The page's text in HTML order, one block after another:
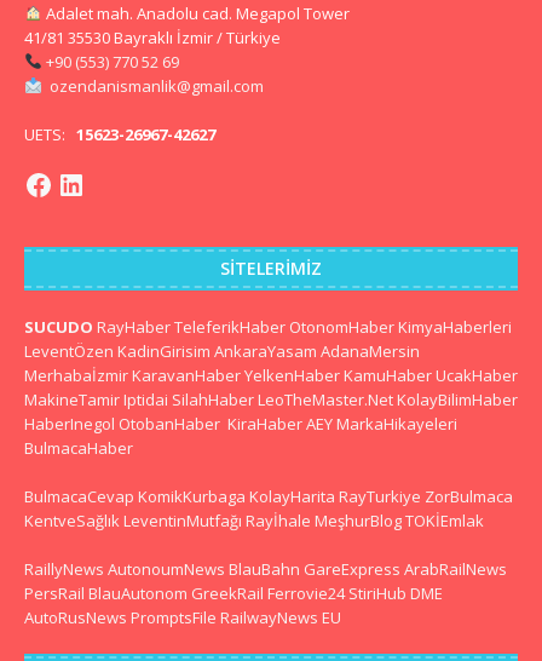
Adalet mah. Anadolu cad. Megapol Tower
41/81 35530 Bayraklı İzmir / Türkiye
+90 (553) 770 52 69
ozendanismanlik@gmail.com
UETS: 15623-26967-42627
SITELERIMIZ
SUCUDO RayHaberTeleferikHaber OtonomHaber KimyaHaberleri
LeventÖzen KadinGirisim AnkaraYasam AdanaMersin
Merhabaİzmir KaravanHaberYelkenHaber KamuHaber UcakHaber
MakineTamir Iptidai SilahHaber LeoTheMaster.Net KolayBilimHaber
HaberInegol OtobanHaber KiraHaberAEY MarkaHikayeleri
BulmacaHaber
BulmacaCevap KomikKurbaga KolayHarita RayTurkiye ZorBulmaca
KentveSağlık LeventinMutfağı Rayİhale MeşhurBlogTOKİEmlak
RaillyNews AutonoumNews BlauBahn GareExpress ArabRailNews
PersRail BlauAutonom GreekRail Ferrovie24 StiriHub DME
AutoRusNews PromptsFile RailwayNews EU